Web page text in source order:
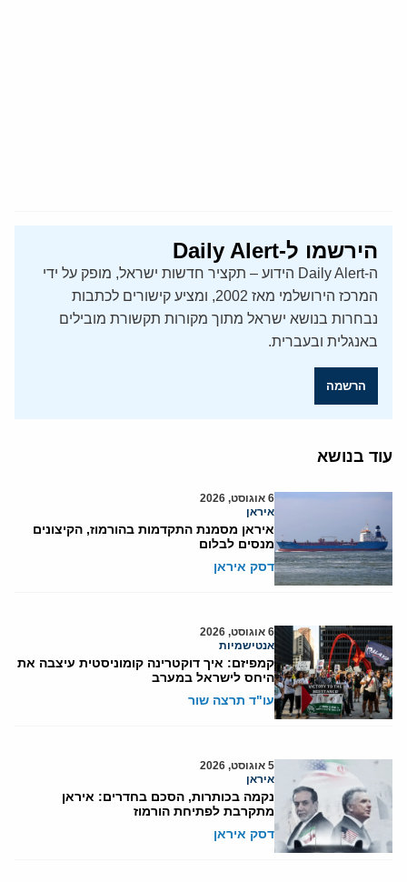
הירשמו ל-Daily Alert
ה-Daily Alert הידוע – תקציר חדשות ישראל, מופק על ידי
המרכז הירושלמי מאז 2002, ומציע קישורים לכתבות
נבחרות בנושא ישראל מתוך מקורות תקשורת מובילים
באנגלית ובעברית.
הרשמה
עוד בנושא
6 אוגוסט, 2026
איראן
איראן מסמנת התקדמות בהורמוז, הקיצונים
מנסים לבלום
דסק איראן
6 אוגוסט, 2026
אנטישמיות
קמפיזם: איך דוקטרינה קומוניסטית עיצבה את
היחס לישראל במערב
עו"ד תרצה שור
5 אוגוסט, 2026
איראן
נקמה בכותרות, הסכם בחדרים: איראן
מתקרבת לפתיחת הורמוז
דסק איראן